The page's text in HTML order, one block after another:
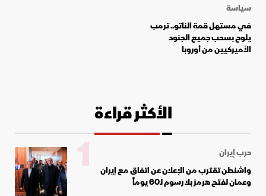
سياسة
في مستهل قمة الناتو.. ترمب
يلوح بسحب جميع الجنود
الأميركيين من أوروبا
الأكثر قراءة
حرب إيران
واشنطن تقترب من الإعلان عن اتفاق مع إيران
وعمان لفتح هرمز بلا رسوم لـ60 يوماً
1